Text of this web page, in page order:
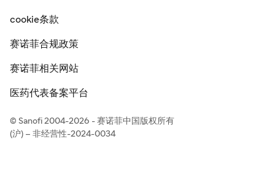
cookie条款
赛诺菲合规政策
赛诺菲相关网站
医药代表备案平台
© Sanofi 2004-2026 - 赛诺菲中国版权所有
(沪) – 非经营性-2024-0034